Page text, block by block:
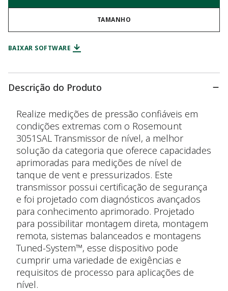
TAMANHO
BAIXAR SOFTWARE
Descrição do Produto
Realize medições de pressão confiáveis em
condições extremas com o Rosemount
3051SAL Transmissor de nível, a melhor
solução da categoria que oferece capacidades
aprimoradas para medições de nível de
tanque de vent e pressurizados. Este
transmissor possui certificação de segurança
e foi projetado com diagnósticos avançados
para conhecimento aprimorado. Projetado
para possibilitar montagem direta, montagem
remota, sistemas balanceados e montagens
Tuned-System™, esse dispositivo pode
cumprir uma variedade de exigências e
requisitos de processo para aplicações de
nível.